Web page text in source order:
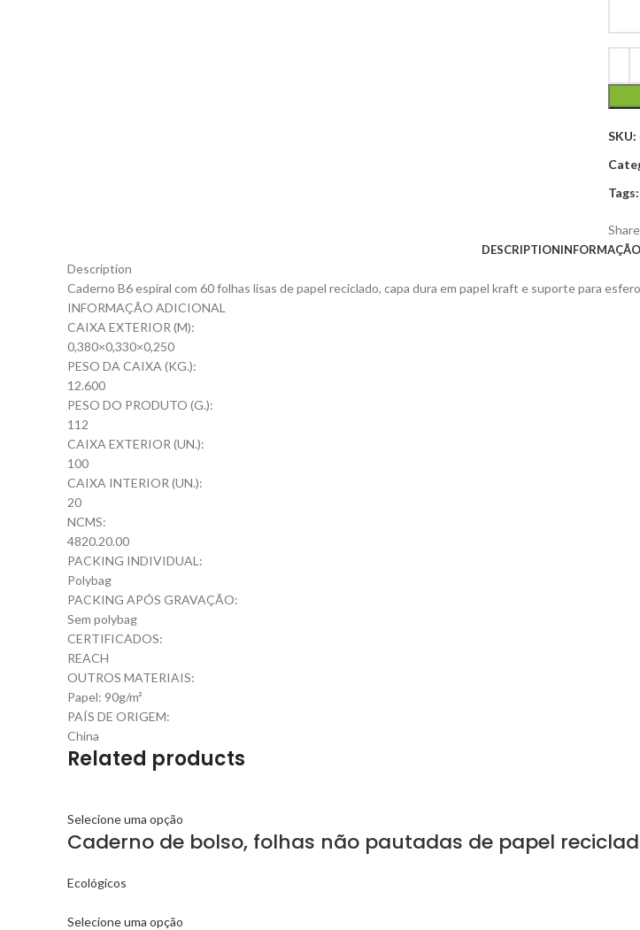
SKU:
Tags:
DESCRIPTION
Description
Caderno B6 espiral com 60 folhas lisas de papel reciclado, capa dura em papel kraft e suporte para
INFORMAÇÃO ADICIONAL
CAIXA EXTERIOR (M):
0,380×0,330×0,250
PESO DA CAIXA (KG.):
12.600
PESO DO PRODUTO (G.):
112
CAIXA EXTERIOR (UN.):
100
CAIXA INTERIOR (UN.):
20
NCMS:
4820.20.00
PACKING INDIVIDUAL:
Polybag
PACKING APÓS GRAVAÇÃO:
Sem polybag
CERTIFICADOS:
REACH
OUTROS MATERIAIS:
Papel: 90g/m²
PAÍS DE ORIGEM:
China
Related products
Selecione uma opção
Caderno de bolso, folhas não pautadas de papel
Ecológicos
Selecione uma opção